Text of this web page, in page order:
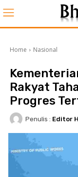
Home Nasional
Rakyat
Progres
Penulis : Editor